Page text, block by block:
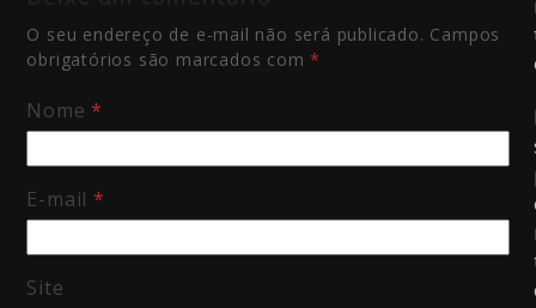
O seu endereço de e-mail não será publicado. Campos
obrigatórios são marcados com*
Nome*
E-mail*
Site